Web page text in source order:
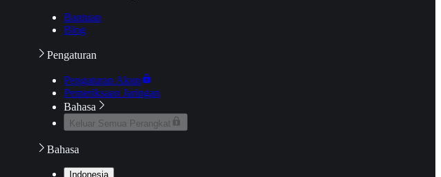
Bantuan
Blog
Pengaturan
Pengaturan Akun
Pemeriksaan Jaringan
Bahasa
Keluar Semua Perangkat
Bahasa
Indonesia